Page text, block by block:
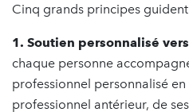
Cinq grands principes
1. Soutien personnalisé
chaque personne
professionnel personnalisé
professionnel antérieur, de